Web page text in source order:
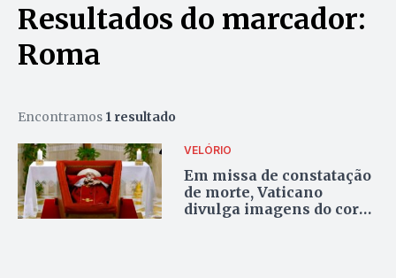
Resultados do marcador:
Roma
Encontramos 1 resultado
VELÓRIO
Em missa de constatação
de morte, Vaticano
divulga imagens do corpo